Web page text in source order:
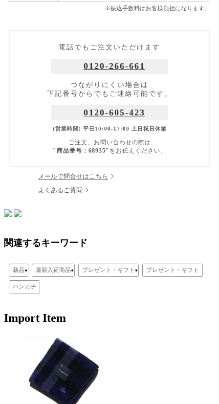
※振込手数料はお客様負担になります。
電話でもご注文いただけます
0120-266-661
つながりにくい場合は
下記番号からでもご連絡可能です。
0120-605-423
(営業時間) 平日10:00-17:00 土日祝日休業
ご注文、お問い合わせの際は
"商品番号：68935" をお伝えください。
メールで問合せはこちら
よくあるご質問
関連するキーワード
新品 最新入荷商品 プレゼント・ギフト プレゼント・ギフト
ハンカチ
Import Item